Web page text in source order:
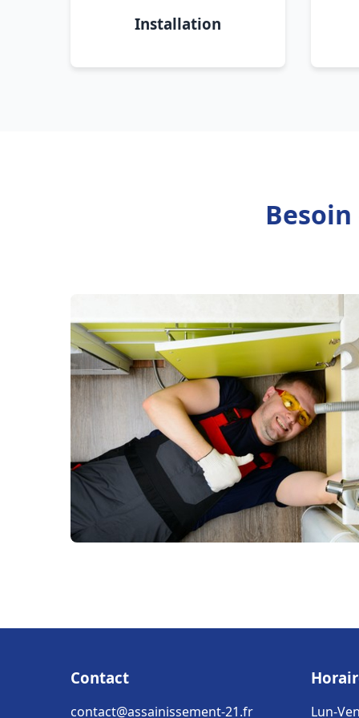
Installation
Contact
contact@assainissement-21.fr Lun-